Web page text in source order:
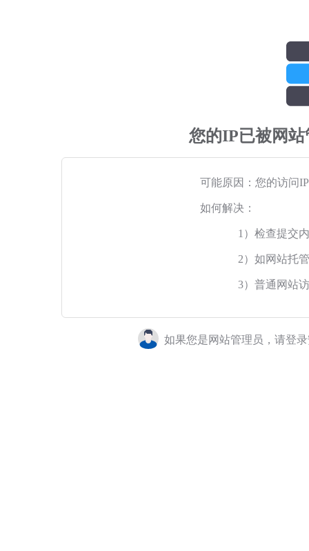
您的IP已被网
可能原因：您的访问
如何解决：
1）检查提交
2）如网站托
3）普通网站
如果您是网站管理员，请登